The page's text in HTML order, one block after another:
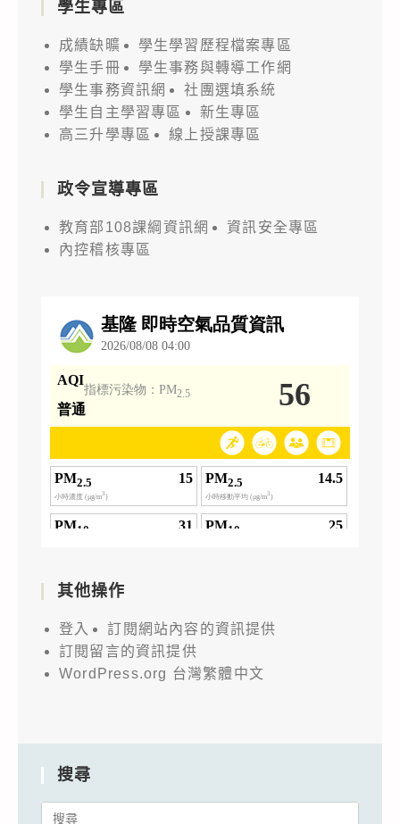
學生專區
成績缺曠
學生學習歷程檔案專區
學生手冊
學生事務與轉導工作網
學生事務資訊網
社團選填系統
學生自主學習專區
新生專區
高三升學專區
線上授課專區
政令宣導專區
教育部108課綱資訊網
資訊安全專區
內控稽核專區
其他操作
登入
訂閱網站內容的資訊提供
訂閱留言的資訊提供
WordPress.org 台灣繁體中文
搜尋
Search